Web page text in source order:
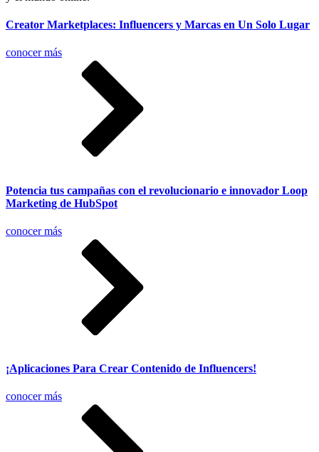
Creator Marketplaces: Influencers y Marcas en Un Solo Lugar
conocer más
Potencia tus campañas con el revolucionario e innovador Loop
Marketing de HubSpot
conocer más
¡Aplicaciones Para Crear Contenido de Influencers!
conocer más